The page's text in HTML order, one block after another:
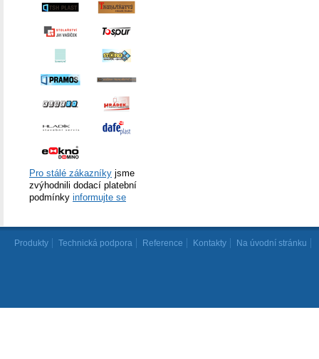
Pro stálé zákazníky jsme
zvýhodnili dodací platební
podmínky informujte se
Produkty Technická podpora Reference Kontakty Na úvodní stránku